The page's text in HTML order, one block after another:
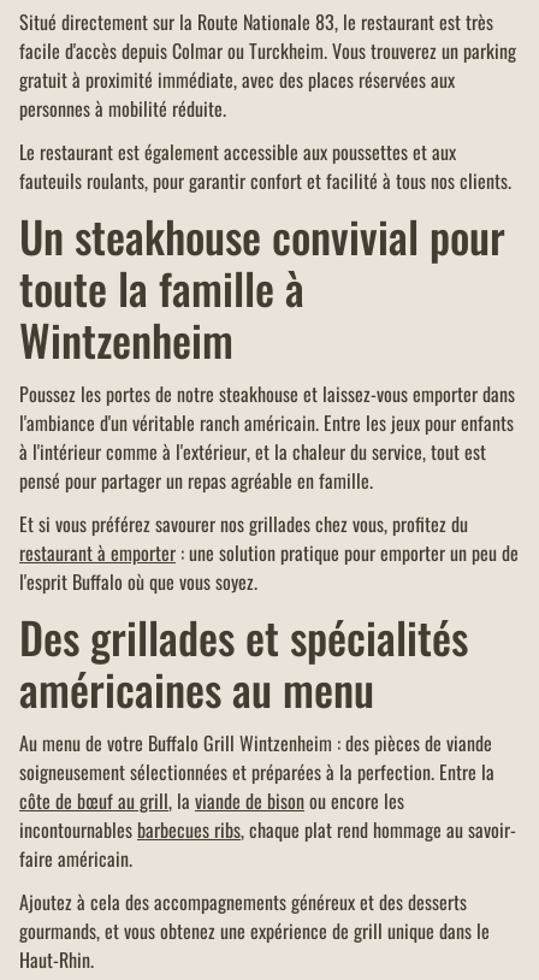
Situé directement sur la Route Nationale 83, le restaurant est très
facile d'accès depuis Colmar ou Turckheim. Vous trouverez un parking
gratuit à proximité immédiate, avec des places réservées aux
personnes à mobilité réduite.
Le restaurant est également accessible aux poussettes et aux
fauteuils roulants, pour garantir confort et facilité à tous nos clients.
Un steakhouse convivial pour
toute la famille à
Wintzenheim
Poussez les portes de notre steakhouse et laissez-vous emporter dans
l'ambiance d'un véritable ranch américain. Entre les jeux pour enfants
à l'intérieur comme à l'extérieur, et la chaleur du service, tout est
pensé pour partager un repas agréable en famille.
Et si vous préférez savourer nos grillades chez vous, profitez du
restaurant à emporter : une solution pratique pour emporter un peu de
l'esprit Buffalo où que vous soyez.
Des grillades et spécialités
américaines au menu
Au menu de votre Buffalo Grill Wintzenheim : des pièces de viande
soigneusement sélectionnées et préparées à la perfection. Entre la
côte de bœuf au grill, la viande de bisonou encore les
incontournables barbecues ribs, chaque plat rend hommage au savoir-
faire américain.
Ajoutez à cela des accompagnements généreux et des desserts
gourmands, et vous obtenez une expérience de grill unique dans le
Haut-Rhin.